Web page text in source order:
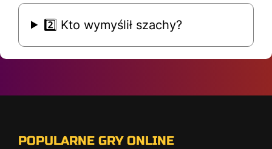
2️⃣ Kto wymyślił szachy?
POPULARNE GRY ONLINE